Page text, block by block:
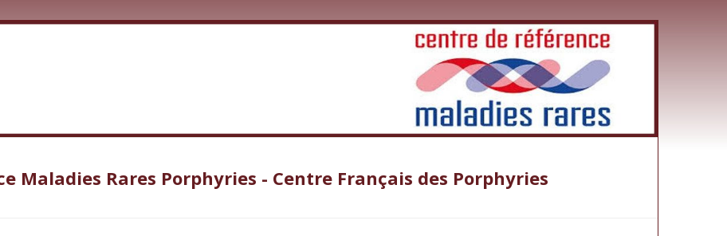
Maladies Rares Porphyries - Centre Français des Porphyries